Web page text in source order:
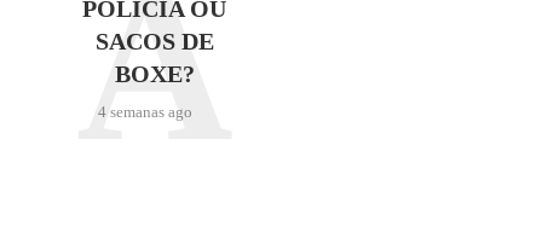
POLÍCIA OU
SACOS DE
BOXE?
4 semanas ago
A